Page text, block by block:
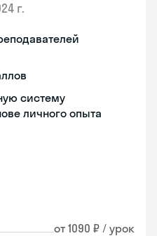
г.
систему
личного опыта
от 1090 ₽ / урок